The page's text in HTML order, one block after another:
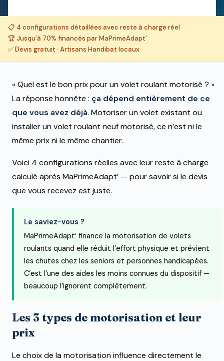
📋 4 configurations détaillées avec reste à charge réel
🏆 Jusqu’à 70% financés par MaPrimeAdapt’
✅ Devis gratuit · Artisans Handibat locaux
« Quel est le bon prix pour un volet roulant motorisé ? »
La réponse honnête : ça dépend entièrement de ce
que vous avez déjà. Motoriser un volet existant ou
installer un volet roulant neuf motorisé, ce n’est ni le
même prix ni le même chantier.
Voici 4 configurations réelles avec leur reste à charge
calculé après MaPrimeAdapt’ — pour savoir si le devis
que vous recevez est juste.
Le saviez-vous ?
MaPrimeAdapt’ finance la motorisation de volets
roulants quand elle réduit l’effort physique et prévient
les chutes chez les seniors et personnes handicapées.
C’est l’une des aides les moins connues du dispositif —
beaucoup l’ignorent complètement.
Les 3 types de motorisation et leur
prix
Le choix de la motorisation influence directement le